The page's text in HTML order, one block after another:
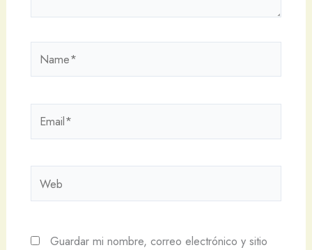
Guardar mi nombre, correo electrónico y sitio